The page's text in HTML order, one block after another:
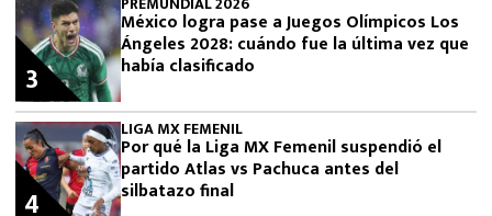
México logra pase a Juegos Olímpicos Los
Ángeles 2028: cuándo fue la última vez que
había clasificado
3
LIGA MX FEMENIL
Por qué la Liga MX Femenil suspendió el
partido Atlas vs Pachuca antes del
silbatazo final
4